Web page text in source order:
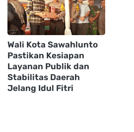
Wali Kota Sawahlunto
Pastikan Kesiapan
Layanan Publik dan
Stabilitas Daerah
Jelang Idul Fitri